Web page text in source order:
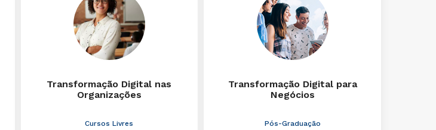
Transformação Digital nas
Organizações
Cursos Livres
Transformação Digital para
Negócios
Pós-Graduação